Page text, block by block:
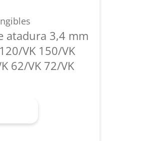
atadura 3,4 mm
VK 150/VK
62/VK 72/VK